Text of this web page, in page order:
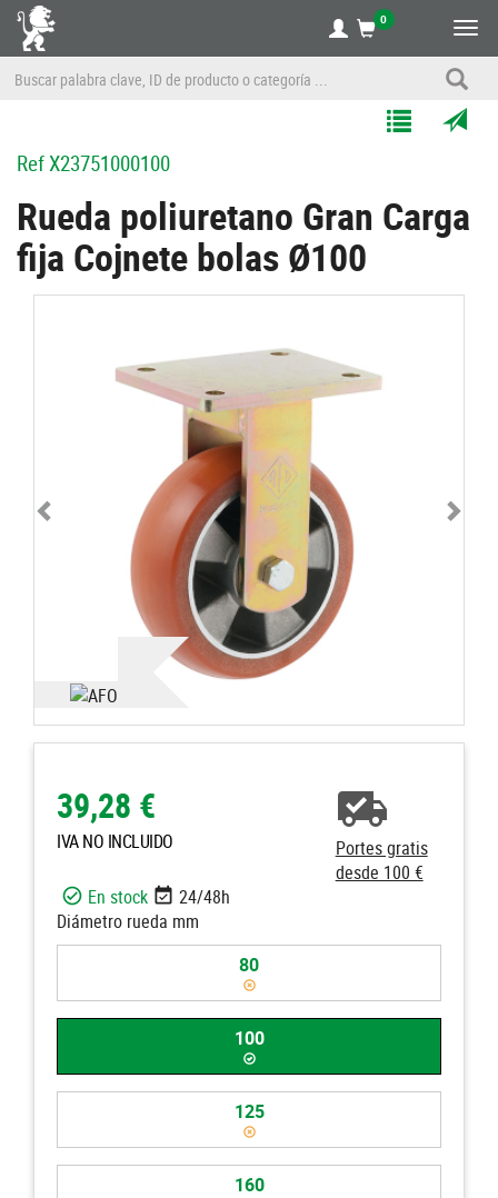
0
a
Listas
RefX23751000100
Rueda poliuretano Gran Carga
fija Cojnete bolas Ø100
39,28 €
IVA NO INCLUIDO
Portes gratis
desde 100 €
En stock
24/48h
Diámetro rueda mm
80
100
125
160